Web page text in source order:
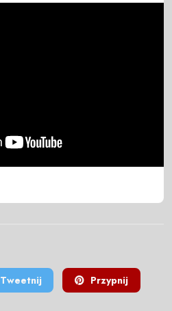
Tweetnij Przypnij